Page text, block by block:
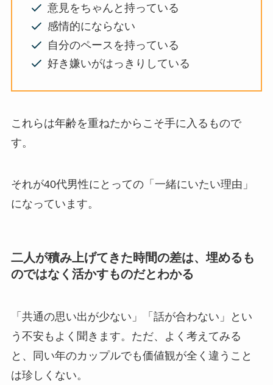
意見をちゃんと持っている
感情的にならない
自分のペースを持っている
好き嫌いがはっきりしている
これらは年齢を重ねたからこそ手に入るもので
す。
それが40代男性にとっての「一緒にいたい理由」
になっています。
二人が積み上げてきた時間の差は、埋めるも
のではなく活かすものだとわかる
「共通の思い出が少ない」「話が合わない」とい
う不安もよく聞きます。ただ、よく考えてみる
と、同い年のカップルでも価値観が全く違うこと
は珍しくない。